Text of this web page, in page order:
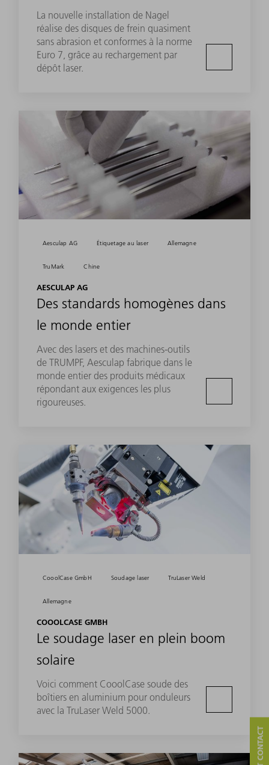
La nouvelle installation de Nagel
réalise des disques de frein quasiment
sans abrasion et conformes à la norme
Euro 7, grâce au rechargement par
dépôt laser.
Aesculap AG Étiquetage au laser Allemagne
TruMark Chine
AESCULAP AG
Des standards homogènes dans
le monde entier
Avec des lasers et des machines-outils
de TRUMPF, Aesculap fabrique dans le
monde entier des produits médicaux
répondant aux exigences les plus
rigoureuses.
CooolCase GmbH Soudage laser TruLaser Weld
Allemagne
COOOLCASE GMBH
Le soudage laser en plein boom
solaire
Voici comment CooolCase soude des
boîtiers en aluminium pour onduleurs
avec la TruLaser Weld 5000.